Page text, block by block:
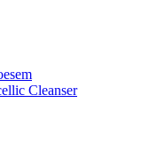
Cleanser